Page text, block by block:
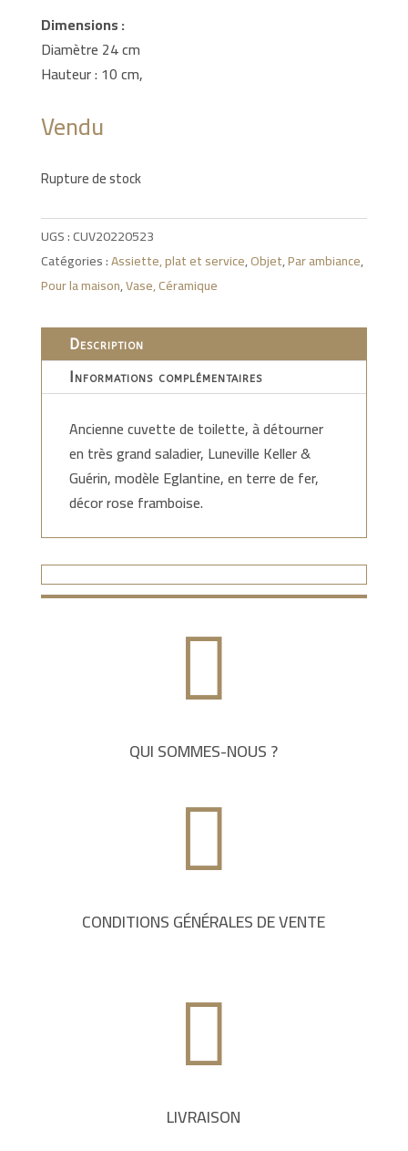
Dimensions :
Diamètre 24 cm
Hauteur : 10 cm,
Vendu
Rupture de stock
UGS :CUV20220523
Catégories :Assiette, plat et service,Objet,Par ambiance,
Pour la maison,Vase, Céramique
Description
Informations complémentaires
Ancienne cuvette de toilette, à détourner
en très grand saladier, Luneville Keller &
Guérin, modèle Eglantine, en terre de fer,
décor rose framboise.

QUI SOMMES-NOUS ?

CONDITIONS GÉNÉRALES DE VENTE

LIVRAISON